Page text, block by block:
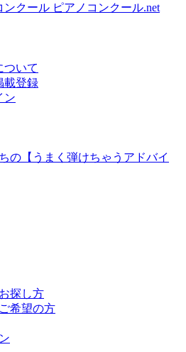
クール ピアノコンクール.net
ついて
載登録
ン
の【うまく弾けちゃうアドバイ
探し方
希望の方